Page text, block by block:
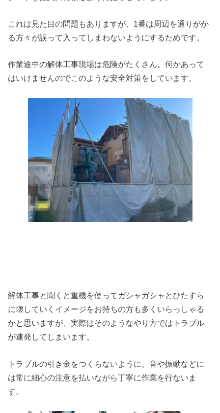
これは見た目の問題もありますが、1番は周辺を通りがか
る方々が誤って入ってしまわないようにするためです。
作業途中の解体工事現場は危険がたくさん。何かあって
はいけませんのでこのような安全対策をしています。
解体工事と聞くと重機を使ってガシャガシャとひたすら
に壊していくイメージをお持ちの方も多くいらっしゃる
かと思いますが、実際はそのようなやり方ではトラブル
が連発してしまいます。
トラブルの引き金をつくらないように、音や振動などに
は常に細心の注意を払いながら丁寧に作業を行ないま
す。